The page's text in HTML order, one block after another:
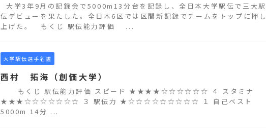
大学3年9月の記録会で5000m13分台を記録し、全日本大学駅伝で三大駅
伝デビューを果たした。全日本6区では区間新記録でチームをトップに押し
上げた。 もくじ 駅伝能力評価 ...
大学駅伝選手名鑑
西村 拓海（創価大学）
もくじ 駅伝能力評価 スピード ★★★★☆☆☆☆☆☆ ４ スタミナ
★★★☆☆☆☆☆☆☆ ３ 駅伝力 ★☆☆☆☆☆☆☆☆☆ １ 自己ベスト
5000m 14分 ...